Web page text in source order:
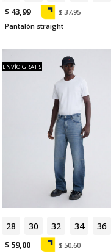
$ 43,99
$ 37,95
Pantalón straight
28 30 32 34 36
ENVÍO GRATIS
$ 59,00
$ 50,60